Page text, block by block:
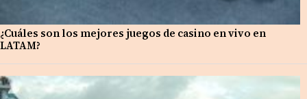
¿Cuáles son los mejores juegos de casino en vivo en
LATAM?